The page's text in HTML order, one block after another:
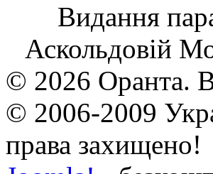
Видання
Аскольдовій
© 2026 Оранта.
© 2006-2009
права захищено!